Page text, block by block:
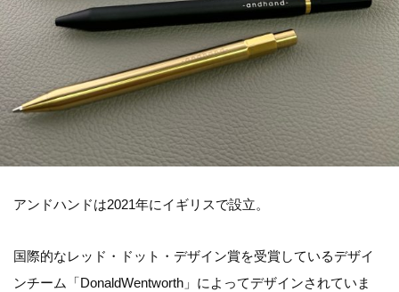
アンドハンドは2021年にイギリスで設立。
国際的なレッド・ドット・デザイン賞を受賞しているデザイ
ンチーム「DonaldWentworth」によってデザインされていま